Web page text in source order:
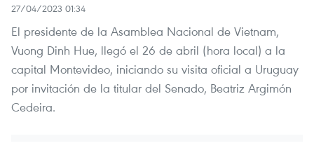
27/04/2023 01:34
El presidente de la Asamblea Nacional de Vietnam,
Vuong Dinh Hue, llegó el 26 de abril (hora local) a la
capital Montevideo, iniciando su visita oficial a Uruguay
por invitación de la titular del Senado, Beatriz Argimón
Cedeira.